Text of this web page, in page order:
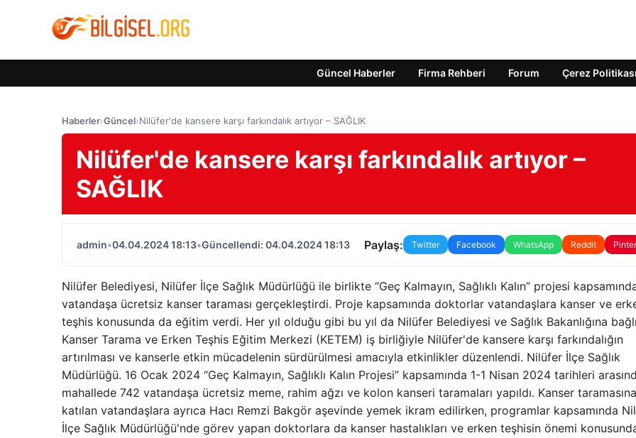
Güncel Haberler Firma Rehberi Forum Çerez Politikası
Haberler›Güncel›Nilüfer'de kansere karşı farkındalık artıyor – SAĞLIK
Nilüfer'de kansere karşı farkındalık artıyor –
SAĞLIK
admin•04.04.2024 18:13•Güncellendi: 04.04.2024 18:13 Paylaş: Twitter Facebook WhatsApp Reddit
Nilüfer Belediyesi, Nilüfer İlçe Sağlık Müdürlüğü ile birlikte “Geç Kalmayın, Sağlıklı Kalın” projesi
vatandaşa ücretsiz kanser taraması gerçekleştirdi. Proje kapsamında doktorlar vatandaşlara kanser ve
teşhis konusunda da eğitim verdi. Her yıl olduğu gibi bu yıl da Nilüfer Belediyesi ve Sağlık Bakanlığına bağlı
Kanser Tarama ve Erken Teşhis Eğitim Merkezi (KETEM) iş birliğiyle Nilüfer'de kansere karşı farkındalığın
artırılması ve kanserle etkin mücadelenin sürdürülmesi amacıyla etkinlikler düzenlendi. Nilüfer İlçe Sağlık
Müdürlüğü. 16 Ocak 2024 “Geç Kalmayın, Sağlıklı Kalın Projesi” kapsamında 1-1 Nisan 2024 tarihleri
mahallede 742 vatandaşa ücretsiz meme, rahim ağzı ve kolon kanseri taramaları yapıldı. Kanser taramasına
katılan vatandaşlara ayrıca Hacı Remzi Bakgör aşevinde yemek ikram edilirken, programlar kapsamında
İlçe Sağlık Müdürlüğü'nde görev yapan doktorlara da kanser hastalıkları ve erken teşhisin önemi